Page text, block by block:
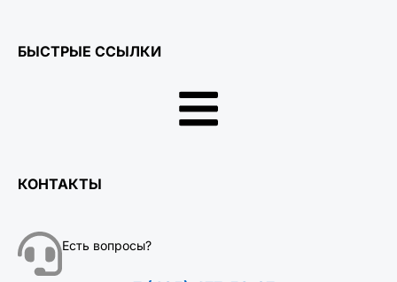
БЫСТРЫЕ ССЫЛКИ
КОНТАКТЫ
Есть вопросы?